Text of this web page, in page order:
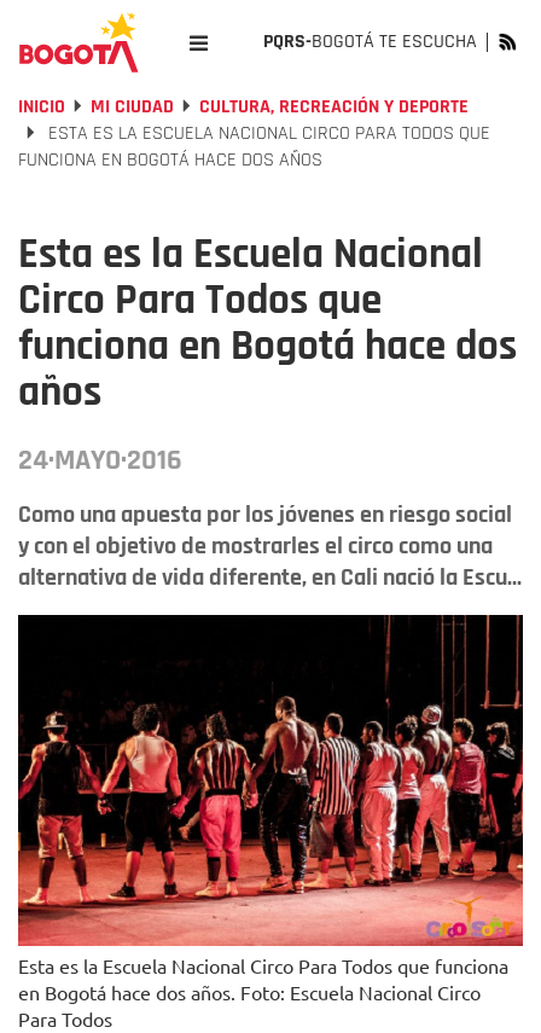
PQRS-BOGOTÁ TE ESCUCHA
INICIO MI CIUDAD
CULTURA, RECREACIÓN Y DEPORTE
ESTA ES LA ESCUELA NACIONAL CIRCO PARA TODOS QUE
FUNCIONA EN BOGOTÁ HACE DOS AÑOS
Esta es la Escuela Nacional
Circo Para Todos que
funciona en Bogotá hace dos
años
24·MAYO·2016
Como una apuesta por los jóvenes en riesgo social
y con el objetivo de mostrarles el circo como una
alternativa de vida diferente, en Cali nació la Escu...
Esta es la Escuela Nacional Circo Para Todos que funciona
en Bogotá hace dos años. Foto: Escuela Nacional Circo
Para Todos